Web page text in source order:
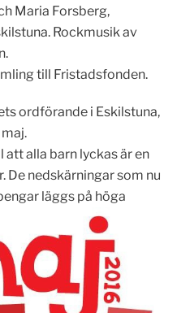
Maria Forsberg,
Rockmusik av
till Fristadsfonden.
ordförande i Eskilstuna,
att alla barn lyckas är en
De nedskärningar som nu
läggs på höga